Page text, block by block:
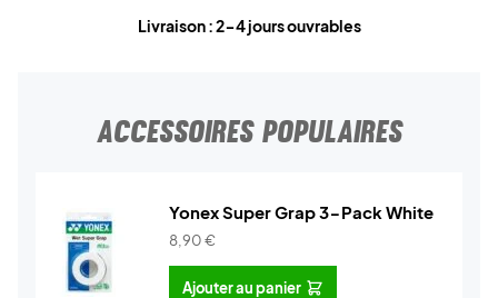
Livraison : 2-4 jours ouvrables
ACCESSOIRES POPULAIRES
Yonex Super Grap 3-Pack White
8,90€
Ajouter au panier